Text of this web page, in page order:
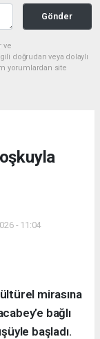
Gönder
ve
doğrudan veya dolaylı
yorumlardan site
- 11:04
mirasına
bağlı
başladı.